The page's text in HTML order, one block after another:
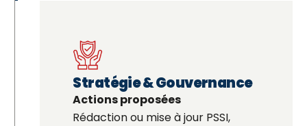
Stratégie & Gouvernance
Actions proposées
Rédaction ou mise à jour PSSI,